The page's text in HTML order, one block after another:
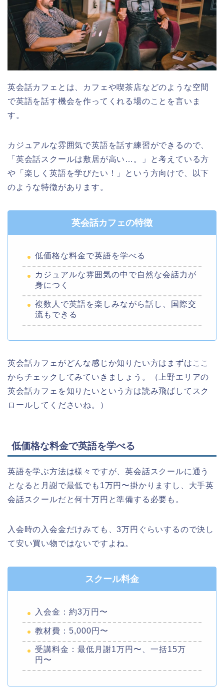
英会話カフェとは、カフェや喫茶店などのような空間
で英語を話す機会を作ってくれる場のことを言いま
す。
カジュアルな雰囲気で英語を話す練習ができるので、
「英会話スクールは敷居が高い…。」と考えている方
や「楽しく英語を学びたい！」という方向けで、以下
のような特徴があります。
英会話カフェの特徴
低価格な料金で英語を学べる
カジュアルな雰囲気の中で自然な会話力が
身につく
複数人で英語を楽しみながら話し、国際交
流もできる
英会話カフェがどんな感じか知りたい方はまずはここ
からチェックしてみていきましょう。（上野エリアの
英会話カフェを知りたいという方は読み飛ばしてスク
ロールしてくださいね。）
低価格な料金で英語を学べる
英語を学ぶ方法は様々ですが、英会話スクールに通う
となると月謝で最低でも1万円〜掛かりますし、大手英
会話スクールだと何十万円と準備する必要も。
入会時の入会金だけみても、3万円ぐらいするので決し
て安い買い物ではないですよね。
スクール料金
入会金：約3万円〜
教材費：5,000円〜
受講料金：最低月謝1万円〜、一括15万
円〜